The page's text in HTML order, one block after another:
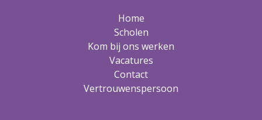
Home
Scholen
Kom bij ons werken
Vacatures
Contact
Vertrouwenspersoon